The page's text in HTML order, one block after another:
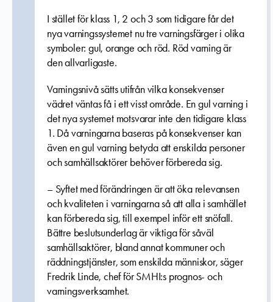
I stället för klass 1, 2 och 3 som tidigare får det
nya varningssystemet nu tre varningsfärger i olika
symboler: gul, orange och röd. Röd varning är
den allvarligaste.
Varningsnivå sätts utifrån vilka konsekvenser
vädret väntas få i ett visst område. En gul varning i
det nya systemet motsvarar inte den tidigare klass
1. Då varningarna baseras på konsekvenser kan
även en gul varning betyda att enskilda personer
och samhällsaktörer behöver förbereda sig.
– Syftet med förändringen är att öka relevansen
och kvaliteten i varningarna så att alla i samhället
kan förbereda sig, till exempel inför ett snöfall.
Bättre beslutsunderlag är viktiga för såväl
samhällsaktörer, bland annat kommuner och
räddningstjänster, som enskilda människor, säger
Fredrik Linde, chef för SMHI:s prognos- och
varningsverksamhet.